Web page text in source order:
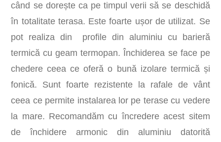
când se dorește ca pe timpul verii să se deschidă
în totalitate terasa. Este foarte ușor de utilizat. Se
pot realiza din profile din aluminiu cu barieră
termică cu geam termopan. Închiderea se face pe
chedere ceea ce oferă o bună izolare termică și
fonică. Sunt foarte rezistente la rafale de vânt
ceea ce permite instalarea lor pe terase cu vedere
la mare. Recomandăm cu încredere acest sitem
de închidere armonic din aluminiu datorită